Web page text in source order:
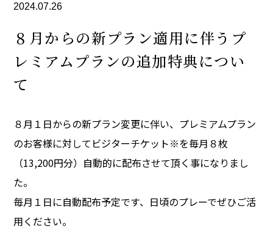
2024.07.26
８月からの新プラン適用に伴うプ
レミアムプランの追加特典につい
て
８月１日からの新プラン変更に伴い、プレミアムプラン
のお客様に対してビジターチケット※を毎月８枚
（13,200円分）自動的に配布させて頂く事になりまし
た。
毎月１日に自動配布予定です、日頃のプレーでぜひご活
用ください。